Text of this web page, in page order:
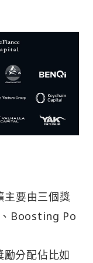
要由三個獎
Boosting Po
分配佔比如